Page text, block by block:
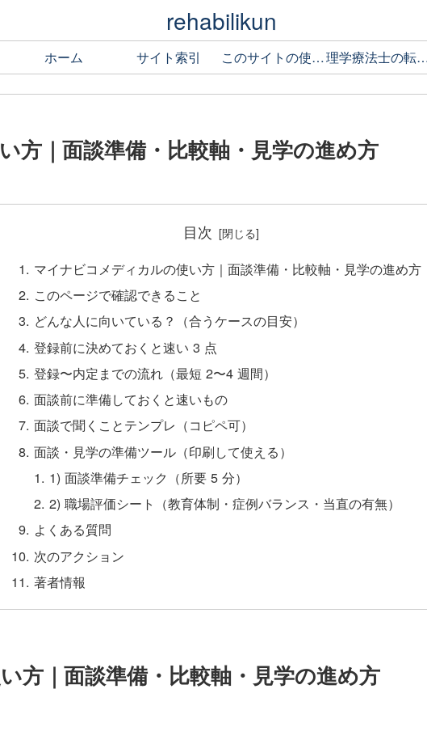
rehabilikun
ホーム サイト索引 このサイトの使い方 理学療法士の
方｜面談準備・比較軸・見学の進め方
目次
マイナビコメディカルの使い方｜面談準備・比較軸・見学の進め方
このページで確認できること
どんな人に向いている？（合うケースの目安）
登録前に決めておくと速い 3 点
登録〜内定までの流れ（最短 2〜4 週間）
面談前に準備しておくと速いもの
面談で聞くことテンプレ（コピペ可）
面談・見学の準備ツール（印刷して使える）
1) 面談準備チェック（所要 5 分）
2) 職場評価シート（教育体制・症例バランス・当直の有無）
よくある質問
次のアクション
著者情報
方｜面談準備・比較軸・見学の進め方